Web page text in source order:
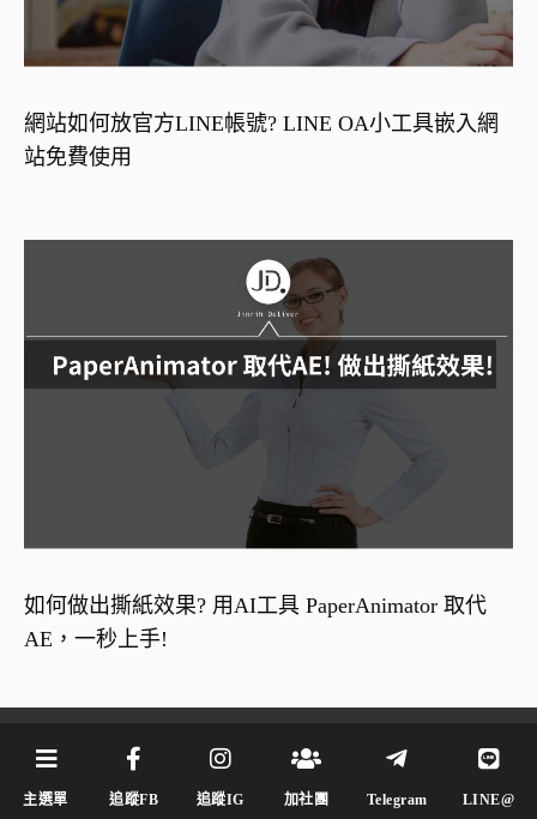
網站如何放官方LINE帳號? LINE OA小工具嵌入網
站免費使用
如何做出撕紙效果? 用AI工具 PaperAnimator 取代
AE，一秒上手!
關於今日訊息
關於今日訊息 網站聲明
主選單 追蹤FB 追蹤IG 加社團 Telegram LINE@